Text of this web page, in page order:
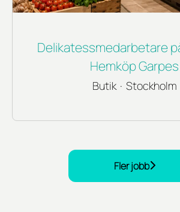
Delikatessmedarbetare
Hemköp Garpes
Butik · Stockholm
Fler jobb